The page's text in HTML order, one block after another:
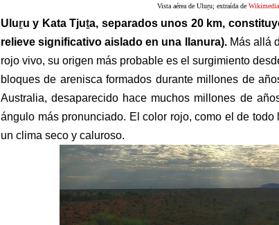
Vista aérea de Uluṟu; extraída de Wikimedia
Uluṟu y Kata Tjuṯa, separados unos 20 km,
relieve significativo aislado en una llanura).Más allá
rojo vivo, su origen más probable es el surgimiento
bloques de arenisca formados durante millones de
Australia,desaparecido hace muchos millones de
ángulo más pronunciado. El color rojo, como el de
un clima seco y caluroso.